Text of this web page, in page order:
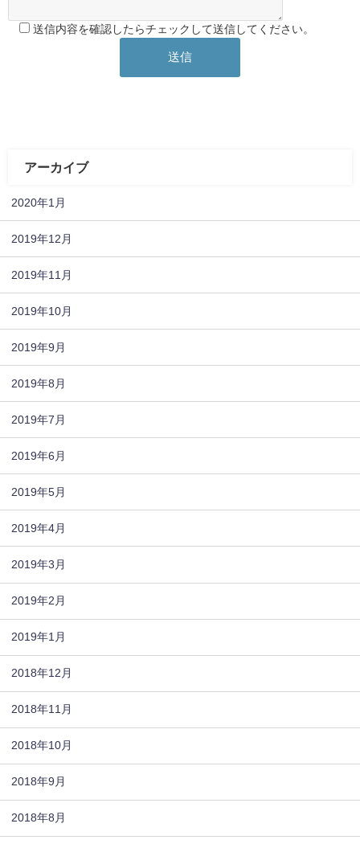
送信内容を確認したらチェックして送信してください。
アーカイブ
2020年1月
2019年12月
2019年11月
2019年10月
2019年9月
2019年8月
2019年7月
2019年6月
2019年5月
2019年4月
2019年3月
2019年2月
2019年1月
2018年12月
2018年11月
2018年10月
2018年9月
2018年8月